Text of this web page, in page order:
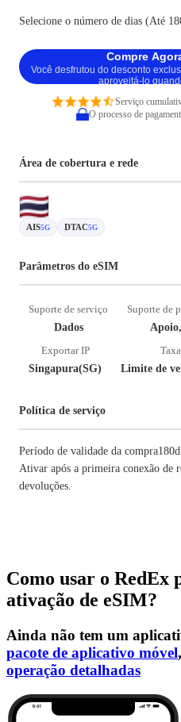
Selecione o número de dias (Até
Compre
Você desfrutou do desconto
aproveitá-lo
Serviço
O processo de
Área de cobertura e rede
AIS5G DTAC5G
Parâmetros do eSIM
Suporte de serviço
Dados
Suporte de
Exportar IP
Singapura(SG)
Taxa
Limite de
Política de serviço
Período de validade da
Ativar após a primeira conexão de
devoluções.
Como usar o RedEx
ativação de eSIM?
Ainda não tem um
pacote de aplicativo móvel,
operação detalhadas